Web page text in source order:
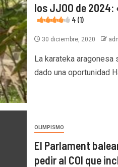
los JJOO de
4 (1)
30 diciembre, 2020
La karateka aragonesa
dado una oportunidad
OLIMPISMO
El Parlament
pedir al COI que